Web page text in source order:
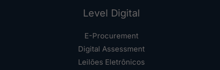
Level Digital
E-Procurement
Digital Assessment
Leilões Eletrônicos